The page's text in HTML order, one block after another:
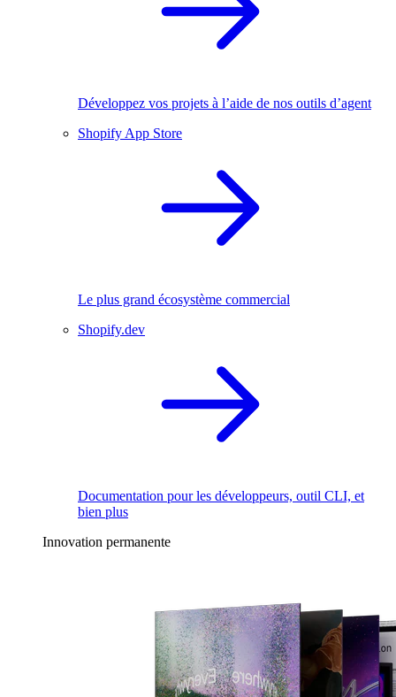
Développez vos projets à l’aide de nos outils d’agent
Shopify App Store
Le plus grand écosystème commercial
Shopify.dev
Documentation pour les développeurs, outil CLI, et
bien plus
Innovation permanente